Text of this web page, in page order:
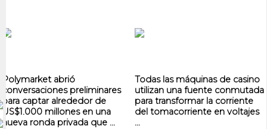
Polymarket abrió
conversaciones preliminares
para captar alrededor de
US$1.000 millones en una
nueva ronda privada que ...
Todas las máquinas de casino
utilizan una fuente conmutada
para transformar la corriente
del tomacorriente en voltajes
...